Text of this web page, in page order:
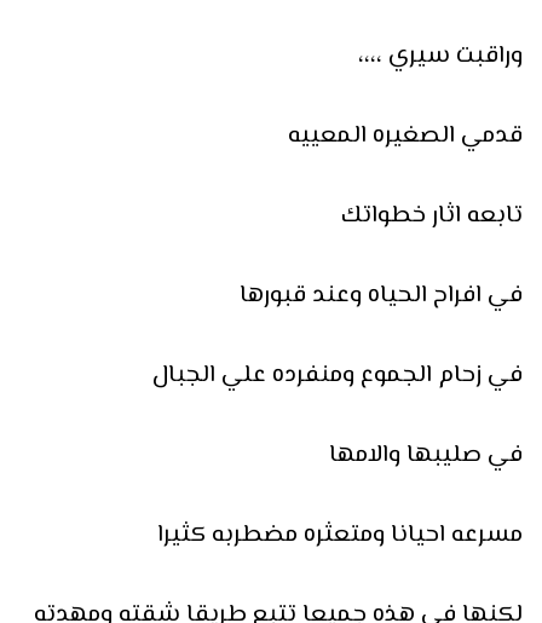
وراقبت سيري ،،،،
قدمي الصغيره المعييه
تابعه اثار خطواتك
في افراح الحياه وعند قبورها
في زحام الجموع ومنفرده علي الجبال
في صليبها والامها
مسرعه احيانا ومتعثره مضطربه كثيرا
لكنها في هذه جميعا تتبع طريقا شقته ومهدته